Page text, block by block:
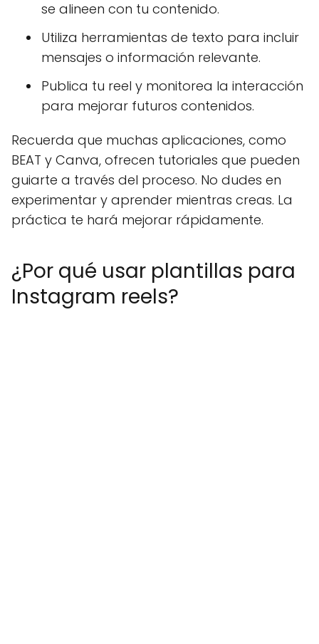
se alineen con tu contenido.
Utiliza herramientas de texto para incluir
mensajes o información relevante.
Publica tu reel y monitorea la interacción
para mejorar futuros contenidos.
Recuerda que muchas aplicaciones, como
BEAT y Canva, ofrecen tutoriales que pueden
guiarte a través del proceso. No dudes en
experimentar y aprender mientras creas. La
práctica te hará mejorar rápidamente.
¿Por qué usar plantillas para
Instagram reels?